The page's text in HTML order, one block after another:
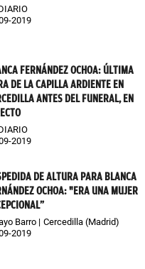
2019
FERNÁNDEZ OCHOA: ÚLTIMA
DE LA CAPILLA ARDIENTE EN
ANTES DEL FUNERAL, EN
2019
DE ALTURA PARA BLANCA
OCHOA: "ERA UNA MUJER
Barro
Cercedilla (Madrid)
2019